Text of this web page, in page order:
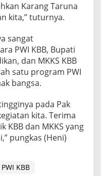
Karang Taruna
kita,” tuturnya.
sangat
PWI KBB, Bupati
dan MKKS KBB
satu program PWI
bangsa.
pada Pak
kita. Terima
KBB dan MKKS yang
pungkas (Heni)
KBB